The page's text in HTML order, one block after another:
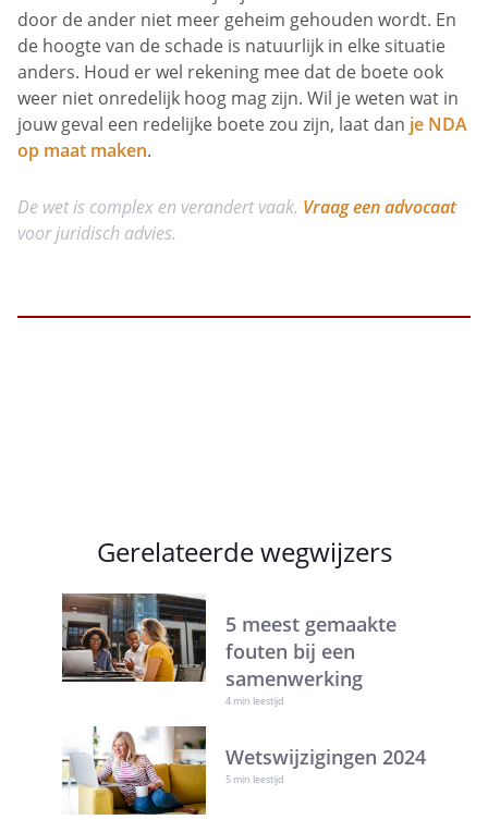
door de ander niet meer geheim gehouden wordt. En
de hoogte van de schade is natuurlijk in elke situatie
anders. Houd er wel rekening mee dat de boete ook
weer niet onredelijk hoog mag zijn. Wil je weten wat in
jouw geval een redelijke boete zou zijn, laat dan je NDA
op maat maken.
De wet is complex en verandert vaak. Vraag een advocaat
voor juridisch advies.
Gerelateerde wegwijzers
5 meest gemaakte
fouten bij een
samenwerking
4 min leestijd
Wetswijzigingen 2024
5 min leestijd